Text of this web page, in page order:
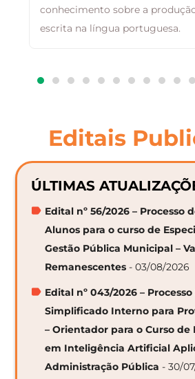
conhecimento sobre a
escrita na língua portuguesa.
Editais
ÚLTIMAS
Edital nº 56/2026 – Processo
Alunos para o curso de
Gestão Pública Municipal –
Remanescentes - 03/08/2026
Edital nº 043/2026 –
Simplificado Interno para
– Orientador para o Curso de
em Inteligência Artificial
Administração Pública - 30/